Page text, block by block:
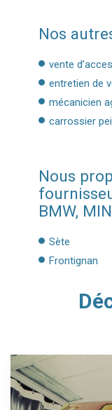
Nos
vente
entretien de
mécanicien
carrossier
Nous
BMW,
Sète
Frontignan